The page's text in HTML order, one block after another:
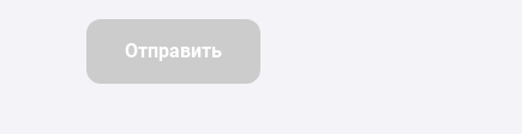
Отправить